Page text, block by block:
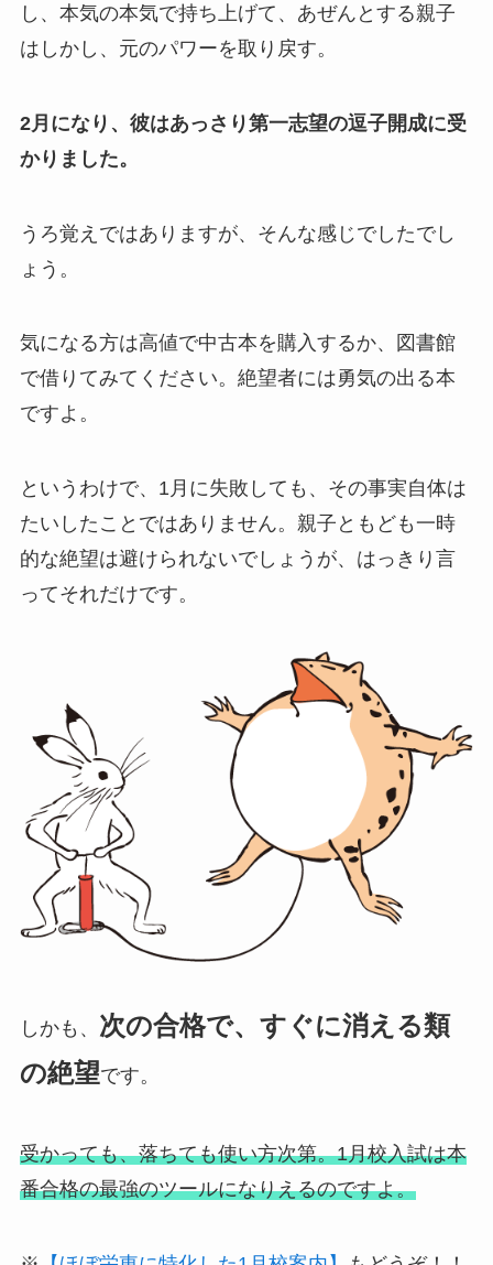
し、本気の本気で持ち上げて、あぜんとする親子
はしかし、元のパワーを取り戻す。
2月になり、彼はあっさり第一志望の逗子開成に受
かりました。
うろ覚えではありますが、そんな感じでしたでし
ょう。
気になる方は高値で中古本を購入するか、図書館
で借りてみてください。絶望者には勇気の出る本
ですよ。
というわけで、1月に失敗しても、その事実自体は
たいしたことではありません。親子ともども一時
的な絶望は避けられないでしょうが、はっきり言
ってそれだけです。
しかも、 次の合格で、すぐに消える類
の絶望です。
受かっても、落ちても使い方次第。1月校入試は本
番合格の最強のツールになりえるのですよ。